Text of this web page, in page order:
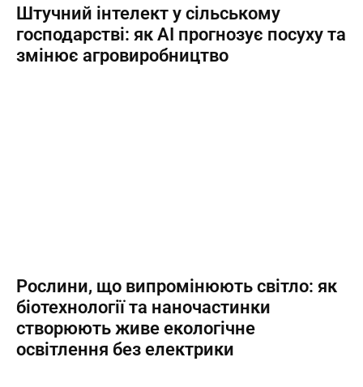
Штучний інтелект у сільському
господарстві: як AI прогнозує посуху та
змінює агровиробництво
Рослини, що випромінюють світло: як
біотехнології та наночастинки
створюють живе екологічне
освітлення без електрики